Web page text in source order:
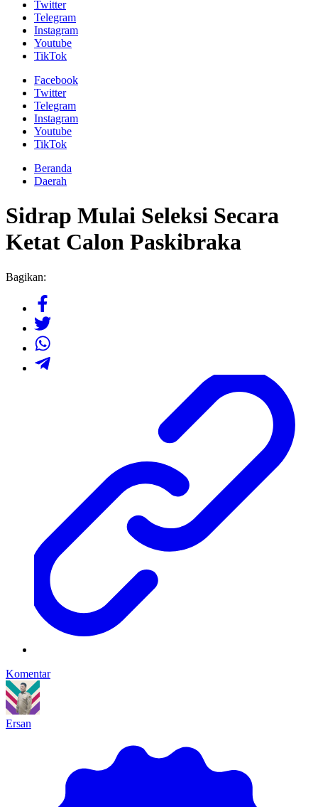
Twitter
Telegram
Instagram
Youtube
TikTok
Facebook
Twitter
Telegram
Instagram
Youtube
TikTok
Beranda
Daerah
Sidrap Mulai Seleksi Secara
Ketat Calon Paskibraka
Bagikan:
Komentar
Ersan